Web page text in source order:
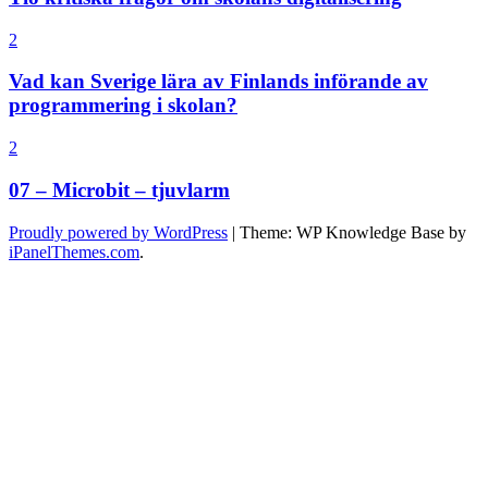
2
Vad kan Sverige lära av Finlands införande av
programmering i skolan?
2
07 – Microbit – tjuvlarm
Proudly powered by WordPress | Theme: WP Knowledge Base by
iPanelThemes.com.